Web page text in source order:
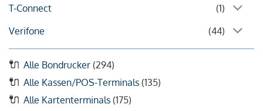
T-Connect
(1)
Verifone
(44)
Alle Bondrucker (294)
Alle Kassen/POS-Terminals (135)
Alle Kartenterminals (175)